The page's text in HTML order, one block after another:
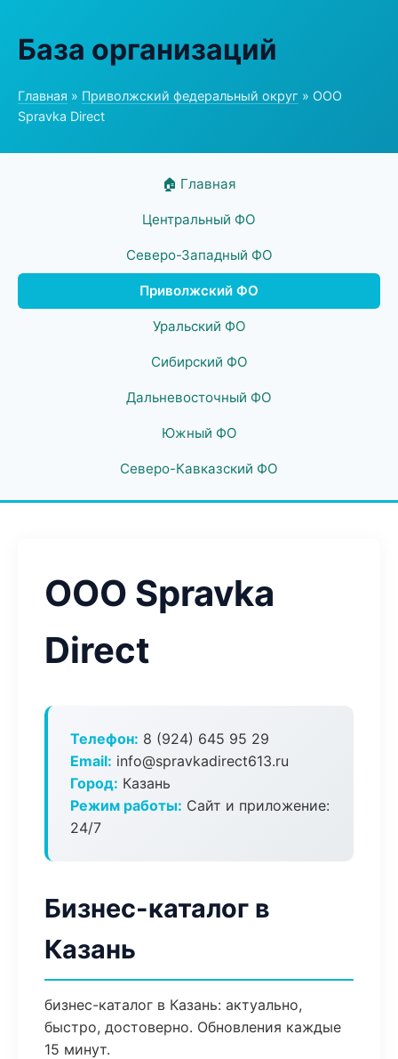
База организаций
Главная » Приволжский федеральный округ » ООО
Spravka Direct
🏠 Главная
Центральный ФО
Северо-Западный ФО
Приволжский ФО
Уральский ФО
Сибирский ФО
Дальневосточный ФО
Южный ФО
Северо-Кавказский ФО
ООО Spravka
Direct
Телефон: 8 (924) 645 95 29
Email: info@spravkadirect613.ru
Город: Казань
Режим работы: Сайт и приложение:
24/7
Бизнес-каталог в
Казань
бизнес-каталог в Казань: актуально,
быстро, достоверно. Обновления каждые
15 минут.